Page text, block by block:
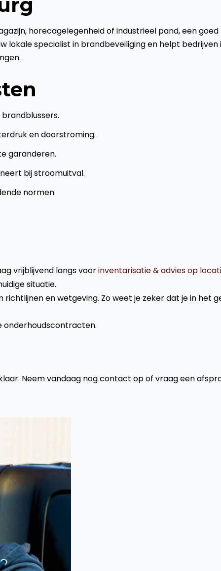
horecagelegenheid of industrieel pand, een goed
lokale specialist in brandbeveiliging en helpt bedrijven
en doorstroming.
garanderen.
bij stroomuitval.
normen.
vrijblijvend langs voorinventarisatie & advies op
situatie.
en wetgeving. Zo weet je zeker dat je in het
onderhoudscontracten.
Neem vandaag nog contact op of vraag een